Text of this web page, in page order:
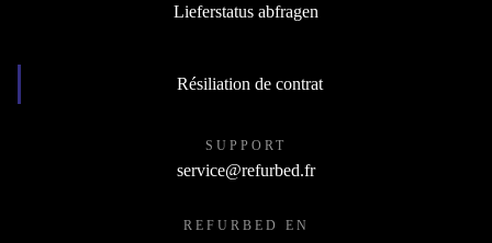
Lieferstatus abfragen
Résiliation de contrat
SUPPORT
service@refurbed.fr
REFURBED EN